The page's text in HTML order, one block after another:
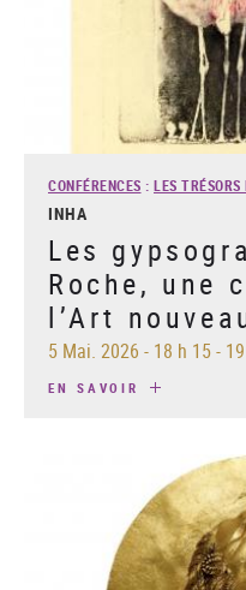
CONFÉRENCES : LES
INHA
Les
Roche, une
l’Art
5 Mai. 2026 - 18 h 15 -
EN SAVOIR